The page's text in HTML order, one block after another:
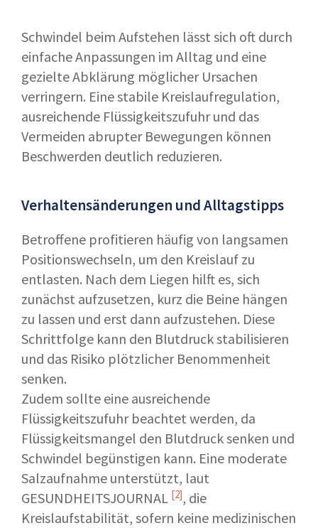
Schwindel beim Aufstehen lässt sich oft durch
einfache Anpassungen im Alltag und eine
gezielte Abklärung möglicher Ursachen
verringern. Eine stabile Kreislaufregulation,
ausreichende Flüssigkeitszufuhr und das
Vermeiden abrupter Bewegungen können
Beschwerden deutlich reduzieren.
Verhaltensänderungen und Alltagstipps
Betroffene profitieren häufig von langsamen
Positionswechseln, um den Kreislauf zu
entlasten. Nach dem Liegen hilft es, sich
zunächst aufzusetzen, kurz die Beine hängen
zu lassen und erst dann aufzustehen. Diese
Schrittfolge kann den Blutdruck stabilisieren
und das Risiko plötzlicher Benommenheit
senken.
Zudem sollte eine ausreichende
Flüssigkeitszufuhr beachtet werden, da
Flüssigkeitsmangel den Blutdruck senken und
Schwindel begünstigen kann. Eine moderate
Salzaufnahme unterstützt, laut
GESUNDHEITSJOURNAL [2], die
Kreislaufstabilität, sofern keine medizinischen